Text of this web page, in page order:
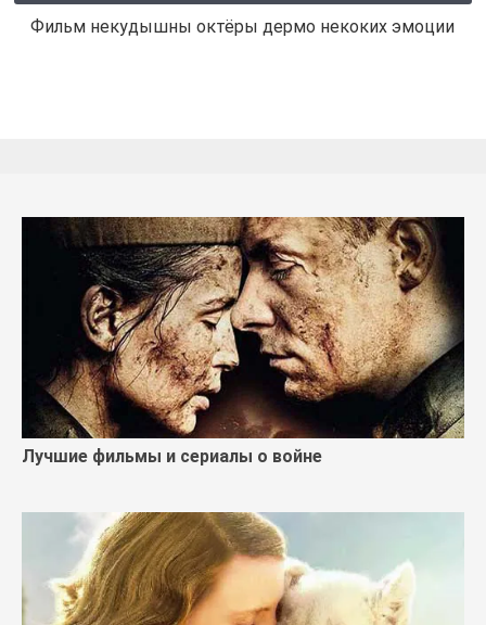
Фильм некудышны октёры дермо некоких эмоции
Лучшие фильмы и сериалы о войне